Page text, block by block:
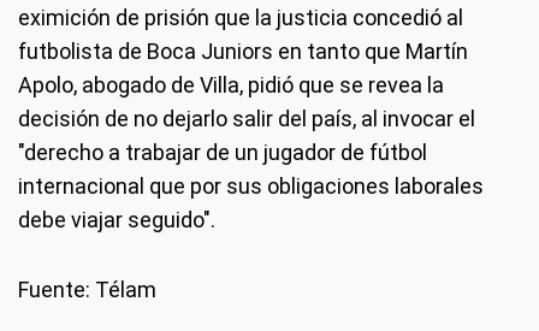
eximición de prisión que la justicia concedió al
futbolista de Boca Juniors en tanto que Martín
Apolo, abogado de Villa, pidió que se revea la
decisión de no dejarlo salir del país, al invocar el
"derecho a trabajar de un jugador de fútbol
internacional que por sus obligaciones laborales
debe viajar seguido".
Fuente: Télam